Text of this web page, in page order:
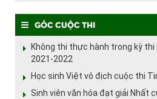
Góc cuộc thi
Không thi thực hành trong kỳ thi
2021-2022
Học sinh Việt vô địch cuộc thi
Sinh viên văn hóa đạt giải Nhất